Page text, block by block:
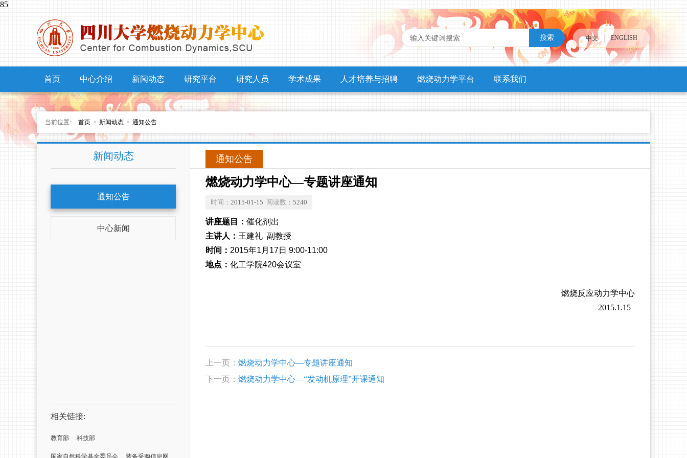
85
搜索 中文 ENGLISH
首页 中心介绍 新闻动态 研究平台 研究人员 学术成果 人才培养与招聘 燃烧动力学平台 联系我们
当前位置: 首页 > 新闻动态 > 通知公告
新闻动态
通知公告
中心新闻
相关链接:
教育部 科技部
国家自然科学基金委员会 装备采购信息网
通知公告
燃烧动力学中心—专题讲座通知
时间： 2015-01-15 阅读数： 5240
讲座题目： 催化剂出
主讲人： 王建礼 副教授
时间： 2015年1月17日 9:00-11:00
地点： 化工学院420会议室
燃烧反应动力学中心
2015.1.15
上一页： 燃烧动力学中心—专题讲座通知
下一页： 燃烧动力学中心—“发动机原理”开课通知